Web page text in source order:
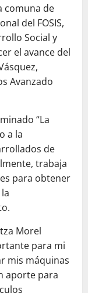
comuna de
del FOSIS,
Social y
el avance del
Avanzado
“La
a la
de
trabaja
para obtener
Morel
para mi
mis máquinas
aporte para